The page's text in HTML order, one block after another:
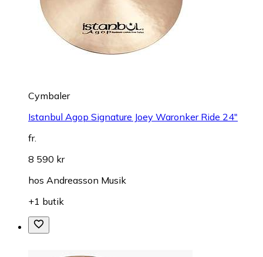
Cymbaler
Istanbul Agop Signature Joey Waronker Ride 24"
fr.
8 590 kr
hos Andreasson Musik
+1 butik